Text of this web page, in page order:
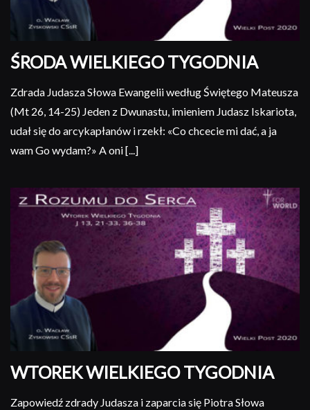
ŚRODA WIELKIEGO TYGODNIA
Zdrada Judasza Słowa Ewangelii według Świętego Mateusza
(Mt 26, 14-25) Jeden z Dwunastu, imieniem Judasz Iskariota,
udał się do arcykapłanów i rzekł: «Co chcecie mi dać, a ja
wam Go wydam?» A oni [...]
WTOREK WIELKIEGO TYGODNIA
Zapowiedź zdrady Judasza i zaparcia się Piotra Słowa